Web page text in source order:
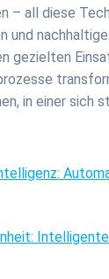
all diese
und
gezielten
in einer sich